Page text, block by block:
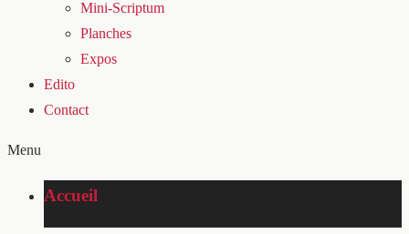
Mini-Scriptum
Planches
Expos
Edito
Contact
Menu
Accueil